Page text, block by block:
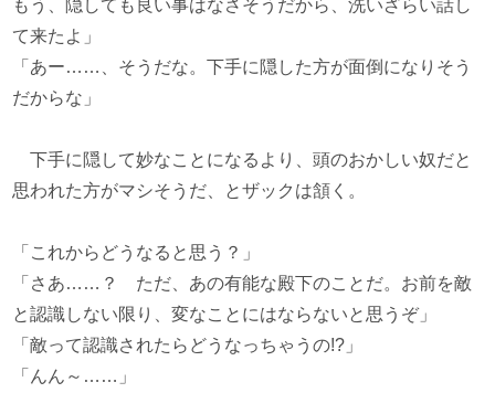
もう、隠しても良い事はなさそうだから、洗いざらい話し
て来たよ」
「あー……、そうだな。下手に隠した方が面倒になりそう
だからな」
下手に隠して妙なことになるより、頭のおかしい奴だと
思われた方がマシそうだ、とザックは頷く。
「これからどうなると思う？」
「さあ……？ ただ、あの有能な殿下のことだ。お前を敵
と認識しない限り、変なことにはならないと思うぞ」
「敵って認識されたらどうなっちゃうの!?」
「んん～……」